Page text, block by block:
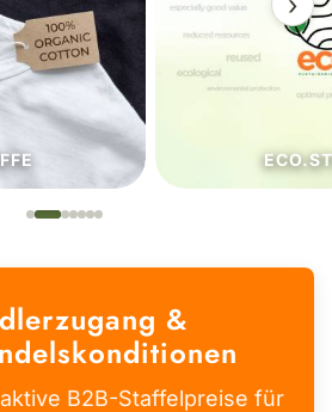
&
B2B-Staffelpreise für